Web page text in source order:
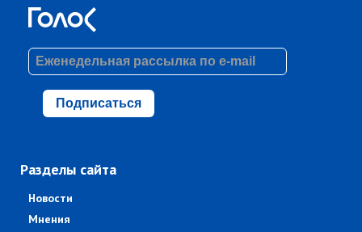
Подписаться
Разделы сайта
Новости
Мнения